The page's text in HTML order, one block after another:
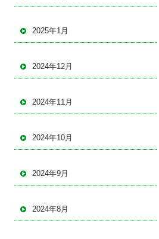
2025年1月
2024年12月
2024年11月
2024年10月
2024年9月
2024年8月